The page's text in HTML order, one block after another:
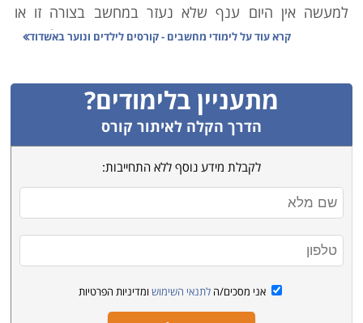
למעשה אין היום ענף שלא נעזר במחשב בצורה זו או
אחרת. הרי המונח 'קורס מחשבים' אינו שייך רק למכשיר
למשל למחשב המניע רובוטים, כזה המניע שואבי אבק, כלי
רכב או מטוסים, משחקי מחשב, וכמובן המחשב האהוב מכל,
זה שתמיד צמוד אלינו והוא ידידו הטוב ביותר של האדם:
הסמארטפון.
התעסוקה בתחומי ההייטק שוקקת, והענף מתאפיין בדינמיות
רבה, ורבים הם אלו השואפים להשתלב בו, משום תנאי
התעסוקה האיכותיים, המשכורות שגבוהות משמעותית
מהממוצע במשק, ועצם היותו מאתגר, ומאפשר המשך
לימודים ושכלול מקצועי לאורך שנים והתמחויות מגוונות
קרא עוד עללימודי מחשבים - קורסים לילדים ונוער באשדוד
מתעניין בלימודים?
הדרך הקלה לאיתור קורס
לקבלת מידע נוסף ללא התחייבות:
אני מסכים/ה לתנאי השימוש ומדיניות הפרטיות